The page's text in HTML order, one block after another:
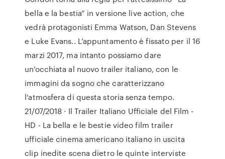
bella e la bestia” in versione live action, che
vedrà protagonisti Emma Watson, Dan Stevens
e Luke Evans.. L’appuntamento è fissato per il 16
marzi 2017, ma intanto possiamo dare
un’occhiata al nuovo trailer italiano, con le
immagini da sogno che caratterizzano
l’atmosfera di questa storia senza tempo.
21/07/2018 · Il Trailer Italiano Ufficiale del Film -
HD - La bella e le bestie video film trailer
ufficiale cinema americano italiano in uscita
clip inedite scena dietro le quinte interviste